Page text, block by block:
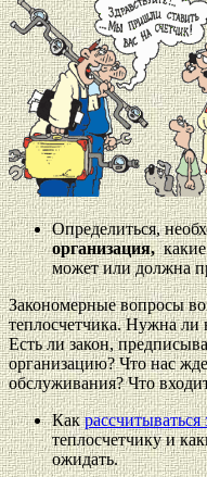
Определиться,
организация,какие
может или должна
Закономерные вопросы
теплосчетчика. Нужна
Есть ли закон,
организацию? Что нас
обслуживания? Что
Какрассчитываться
теплосчетчику и
ожидать.